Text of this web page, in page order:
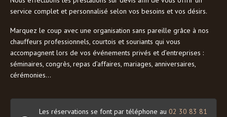
service complet et personnalisé selon vos besoins et vos désirs.
Marquez le coup avec une organisation sans pareille grâce à nos
chauffeurs professionnels, courtois et souriants qui vous
accompagnent lors de vos événements privés et d’entreprises :
séminaires, congrès, repas d’affaires, mariages, anniversaires,
cérémonies…
Les réservations se font par téléphone au 02 30 83 81